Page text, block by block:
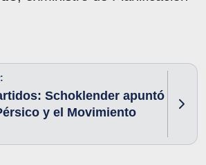
Schoklender apuntó
y el Movimiento